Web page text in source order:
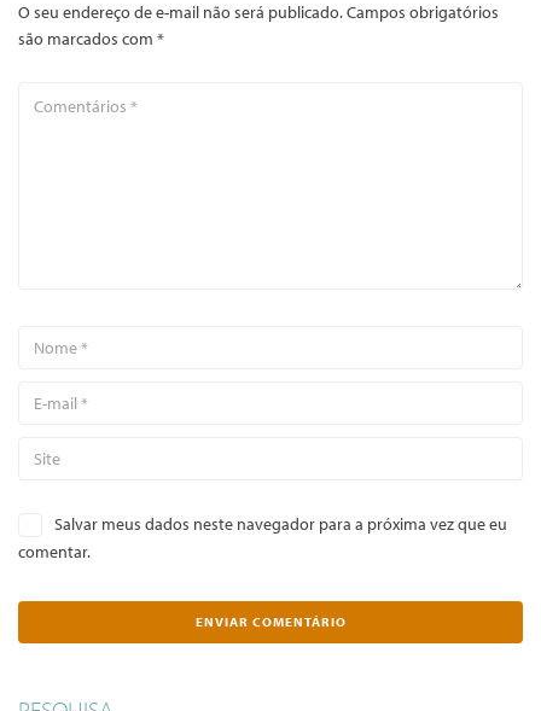
O seu endereço de e-mail não será publicado.Campos obrigatórios
são marcados com *
Salvar meus dados neste navegador para a próxima vez que eu
comentar.